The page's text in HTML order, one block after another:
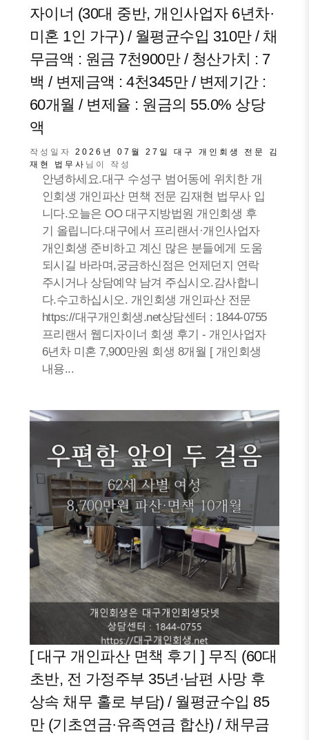
자이너 (30대 중반, 개인사업자 6년차·
미혼 1인 가구) / 월평균수입 310만 / 채
무금액 : 원금 7천900만 / 청산가치 : 7
백 / 변제금액 : 4천345만 / 변제기간 :
60개월 / 변제율 : 원금의 55.0% 상당
액
작성일자 2026년 07월 27일
대구 개인회생 전문 김
재현 법무사 님이 작성
안녕하세요.대구 수성구 범어동에 위치한 개
인회생 개인파산 면책 전문 김재현 법무사 입
니다.오늘은 OO 대구지방법원 개인회생 후
기 올립니다.대구에서 프리랜서·개인사업자
개인회생 준비하고 계신 많은 분들에게 도움
되시길 바라며,궁금하신점은 언제던지 연락
주시거나 상담예약 남겨 주십시오.감사합니
다.수고하십시오. 개인회생 개인파산 전문
https://대구개인회생.net상담센터 : 1844-0755
프리랜서 웹디자이너 회생 후기 - 개인사업자
6년차 미혼 7,900만원 회생 8개월 [ 개인회생
내용...
[ 대구 개인파산 면책 후기 ] 무직 (60대
초반, 전 가정주부 35년·남편 사망 후
상속 채무 홀로 부담) / 월평균수입 85
만 (기초연금·유족연금 합산) / 채무금